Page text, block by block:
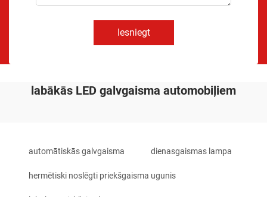
Iesniegt
labākās LED galvgaisma automobiļiem
automātiskās galvgaisma dienasgaismas lampa
hermētiski noslēgti priekšgaisma ugunis